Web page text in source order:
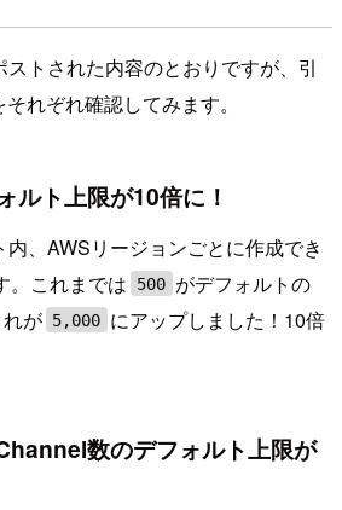
トされた内容のとおりですが、引
れぞれ確認してみます。
ルト上限が10倍に！
内、AWSリージョンごとに作成でき
。これまでは
500 がデフォルトの
が 5,000 にアップしました！10倍
数のデフォルト上限が